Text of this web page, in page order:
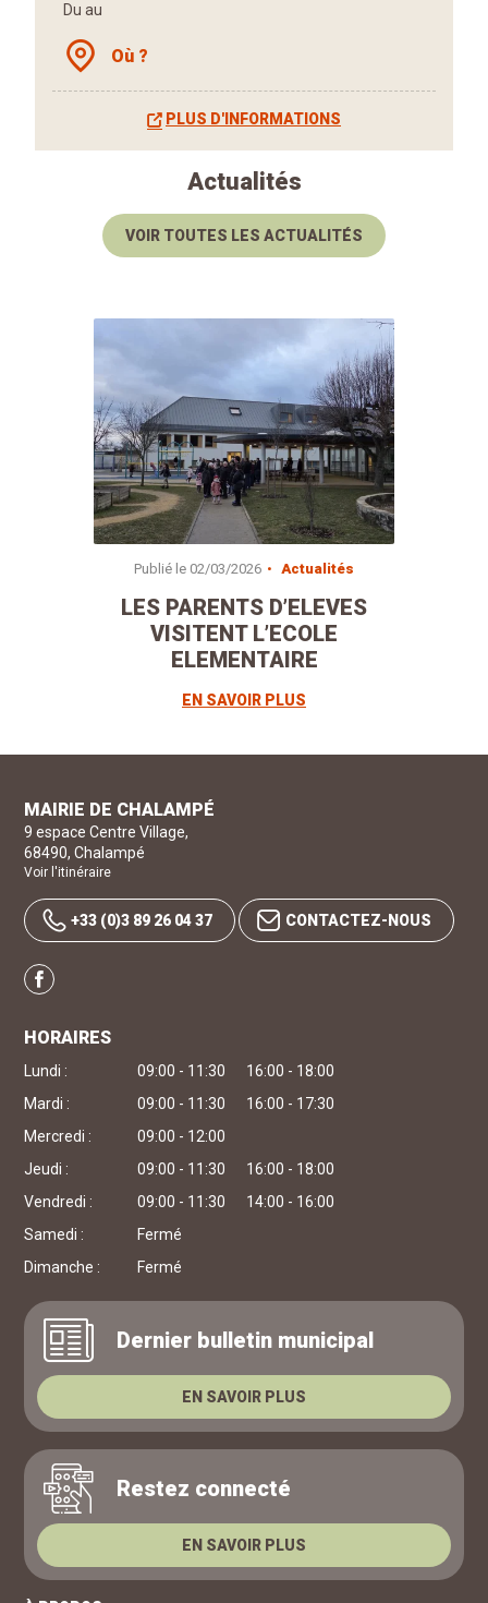
Du au
Où ?
PLUS D'INFORMATIONS
Actualités
VOIR TOUTES LES ACTUALITÉS
Publié le 02/03/2026 Actualités
LES PARENTS D’ELEVES
VISITENT L’ECOLE
ELEMENTAIRE
EN SAVOIR PLUS
MAIRIE DE CHALAMPÉ
9 espace Centre Village,
68490, Chalampé
Voir l'itinéraire
+33 (0)3 89 26 04 37 CONTACTEZ-NOUS
Facebook
HORAIRES
Lundi : 09:00 - 11:30
16:00 - 18:00
Mardi :
09:00 - 11:30
16:00 - 17:30
Mercredi :
09:00 - 12:00
Jeudi :
09:00 - 11:30
16:00 - 18:00
Vendredi :
09:00 - 11:30
14:00 - 16:00
Samedi :
Fermé
Dimanche :
Fermé
Dernier bulletin municipal
EN SAVOIR PLUS
Restez connecté
EN SAVOIR PLUS